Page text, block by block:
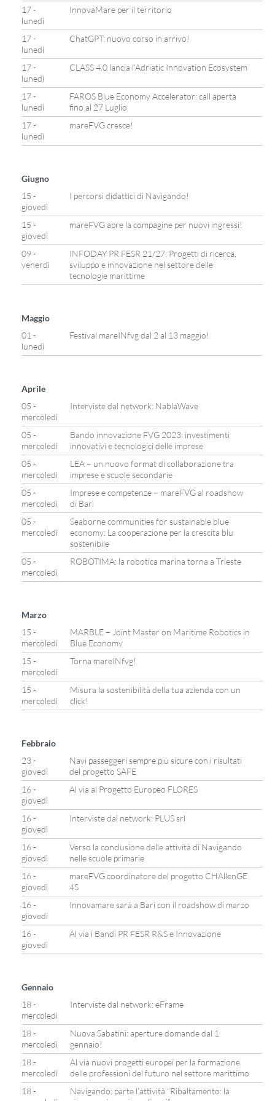
17 -
lunedì
InnovaMare per il territorio
17 -
lunedì
ChatGPT: nuovo corso in arrivo!
17 -
lunedì
CLASS 4.0 lancia l’Adriatic Innovation Ecosystem
17 -
lunedì
FAROS Blue Economy Accelerator: call aperta
fino al 27 Luglio
17 -
lunedì
mareFVG cresce!
Giugno
15 -
giovedì
I percorsi didattici di Navigando!
15 -
giovedì
mareFVG apre la compagine per nuovi ingressi!
09 -
venerdì
INFODAY PR FESR 21/27: Progetti di ricerca,
sviluppo e innovazione nel settore delle
tecnologie marittime
Maggio
01 -
lunedì
Festival mareINfvg dal 2 al 13 maggio!
Aprile
05 -
mercoledì
Interviste dal network: NablaWave
05 -
mercoledì
Bando innovazione FVG 2023: investimenti
innovativi e tecnologici delle imprese
05 -
mercoledì
LEA – un nuovo format di collaborazione tra
imprese e scuole secondarie
05 -
mercoledì
Imprese e competenze – mareFVG al roadshow
di Bari
05 -
mercoledì
Seaborne communities for sustainable blue
economy: La cooperazione per la crescita blu
sostenibile
05 -
mercoledì
ROBOTIMA: la robotica marina torna a Trieste
Marzo
15 -
mercoledì
MARBLE – Joint Master on Maritime Robotics in
Blue Economy
15 -
mercoledì
Torna mareINfvg!
15 -
mercoledì
Misura la sostenibilità della tua azienda con un
click!
Febbraio
23 -
giovedì
Navi passeggeri sempre più sicure con i risultati
del progetto SAFE
16 -
giovedì
Al via al Progetto Europeo FLORES
16 -
giovedì
Interviste dal network: PLUS srl
16 -
giovedì
Verso la conclusione delle attività di Navigando
nelle scuole primarie
16 -
giovedì
mareFVG coordinatore del progetto CHAllenGE
4S
16 -
giovedì
Innovamare sarà a Bari con il roadshow di marzo
16 -
giovedì
Al via i Bandi PR FESR R&S e Innovazione
Gennaio
18 -
mercoledì
Interviste dal network: eFrame
18 -
mercoledì
Nuova Sabatini: aperture domande dal 1
gennaio!
18 -
mercoledì
Al via nuovi progetti europei per la formazione
delle professioni del futuro nel settore marittimo
18 -
Navigando: parte l’attività “Ribaltamento: la